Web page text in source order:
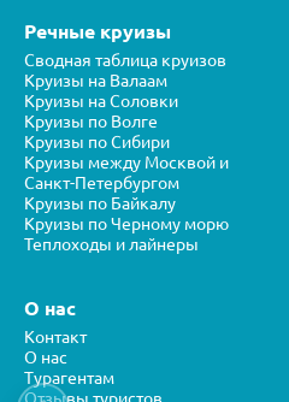
Речные круизы
Сводная таблица круизов
Круизы на Валаам
Круизы на Соловки
Круизы по Волге
Круизы по Сибири
Круизы между Москвой и
Санкт-Петербургом
Круизы по Байкалу
Круизы по Черному морю
Теплоходы и лайнеры
О нас
Контакт
О нас
Турагентам